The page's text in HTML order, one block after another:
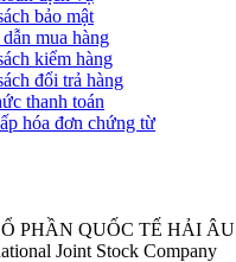
bảo mật
mua hàng
kiểm hàng
đổi trả hàng
thanh toán
hóa đơn chứng từ
PHẦN QUỐC TẾ HẢI ÂU
Joint Stock Company